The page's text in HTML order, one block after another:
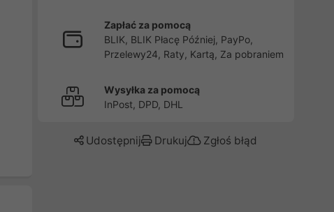
Zapłać za pomocą
BLIK, BLIK Płacę Później, PayPo,
Przelewy24, Raty, Kartą, Za pobraniem
Wysyłka za pomocą
InPost, DPD, DHL
Udostępnij Drukuj Zgłoś błąd